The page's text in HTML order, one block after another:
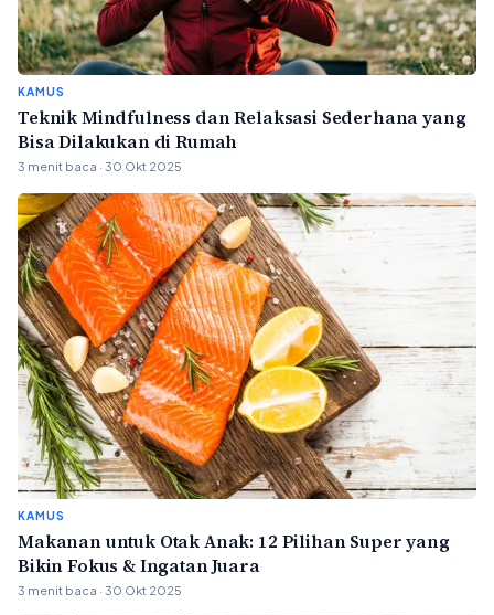
KAMUS
Teknik Mindfulness dan Relaksasi Sederhana yang
Bisa Dilakukan di Rumah
3 menit baca · 30 Okt 2025
KAMUS
Makanan untuk Otak Anak: 12 Pilihan Super yang
Bikin Fokus & Ingatan Juara
3 menit baca · 30 Okt 2025